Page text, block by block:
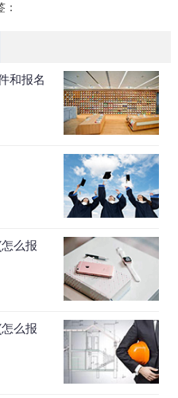
：
和报名
么报
么报